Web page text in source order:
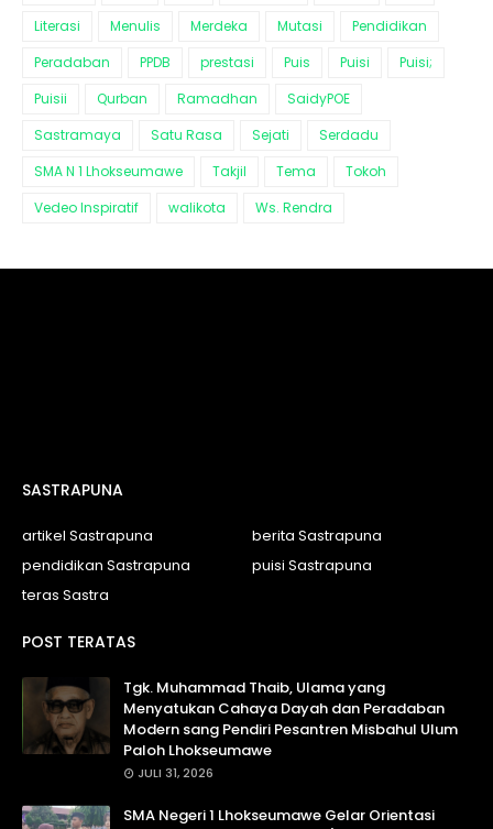
Literasi
Menulis Merdeka Mutasi
Pendidikan
Peradaban
PPDB prestasi Puis Puisi
Puisi;
Puisii
Qurban Ramadhan
SaidyPOE
Sastramaya
Satu Rasa Sejati
Serdadu
SMA N 1 Lhokseumawe
Takjil Tema
Tokoh
Vedeo Inspiratif
walikota Ws. Rendra
SASTRAPUNA
artikel Sastrapuna
berita Sastrapuna
pendidikan Sastrapuna
puisi Sastrapuna
teras Sastra
POST TERATAS
Tgk. Muhammad Thaib, Ulama yang
Menyatukan Cahaya Dayah dan Peradaban
Modern sang Pendiri Pesantren Misbahul Ulum
Paloh Lhokseumawe
JULI 31, 2026
SMA Negeri 1 Lhokseumawe Gelar Orientasi